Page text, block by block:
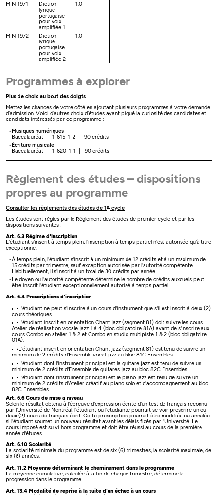
MIN 1971
Diction
lyrique
portugaise
pour voix
amplifiée 1
1.0
MIN 1972
Diction
lyrique
portugaise
pour voix
amplifiée 2
1.0
Programmes à explorer
Plus de choix au bout des doigts
Mettez les chances de votre côté en ajoutant plusieurs programmes à votre demande
d’admission. Voici d’autres choix d’études ayant piqué la curiosité des candidates et
candidats intéressés par ce programme :
Musiques numériques
Baccalauréat | 1-615-1-2 | 90 crédits
Écriture musicale
Baccalauréat | 1-620-1-1 | 90 crédits
Règlement des études – dispositions
propres au programme
Consulter les règlements des études de 1ercycle
Les études sont régies par le Règlement des études de premier cycle et par les
dispositions suivantes :
Art. 6.3 Régime d'inscription
L'étudiant s'inscrit à temps plein, l'inscription à temps partiel n'est autorisée qu'à titre
exceptionnel.
À temps plein, l'étudiant s'inscrit à un minimum de 12 crédits et à un maximum de
15 crédits par trimestre, sauf exception autorisée par l'autorité compétente.
Habituellement, il s'inscrit à un total de 30 crédits par année.
Le doyen ou l'autorité compétente détermine le nombre de crédits auxquels peut
être inscrit l'étudiant exceptionnellement autorisé à temps partiel.
Art. 6.4 Prescriptions d'inscription
L'étudiant ne peut s'inscrire à un cours d'instrument que s'il est inscrit à deux (2)
cours théoriques.
L'étudiant inscrit en orientation Chant jazz (segment 81) doit suivre les cours
Atelier de réalisation vocale jazz 1 à 4 (bloc obligatoire 81A) avant de s'inscrire aux
cours Combo en atelier 1 & 2 et Combo en studio multipiste 1 & 2 (bloc obligatoire
01A).
L'étudiant inscrit en orientation Chant jazz (segment 81) est tenu de suivre un
minimum de 2 crédits d'Ensemble vocal jazz au bloc 81C Ensembles.
L'étudiant dont l'instrument principal est la guitare jazz est tenu de suivre un
minimum de 2 crédits d'Ensemble de guitares jazz au bloc 82C Ensembles.
L'étudiant dont l'instrument principal est le piano jazz est tenu de suivre un
minimum de 2 crédits d'Atelier créatif au piano solo et d'accompagnement au bloc
82C Ensembles.
Art. 6.6 Cours de mise à niveau
Selon le résultat obtenu à l'épreuve d'expression écrite d'un test de français reconnu
par l'Université de Montréal, l'étudiant ou l'étudiante pourrait se voir prescrire un ou
deux (2) cours de français écrit. Cette prescription pourrait être modifiée ou annulée
si l'étudiant soumet un nouveau résultat avant les délais fixés par l'Université. Le
cours imposé est suivi hors programme et doit être réussi au cours de la première
année d'études.
Art. 6.10 Scolarité
La scolarité minimale du programme est de six (6) trimestres, la scolarité maximale, de
six (6) années.
Art. 11.2 Moyenne déterminant le cheminement dans le programme
La moyenne cumulative, calculée à la fin de chaque trimestre, détermine la
progression dans le programme.
Art. 13.4 Modalité de reprise à la suite d'un échec à un cours